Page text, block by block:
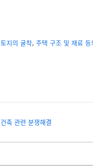
토지의 굴착, 주택 구조 및 재료 등
건축 관련 분쟁해결